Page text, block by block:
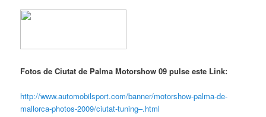
Fotos de Ciutat de Palma Motorshow 09 pulse este Link:
http://www.automobilsport.com/banner/motorshow-palma-de-
mallorca-photos-2009/ciutat-tuning–.html